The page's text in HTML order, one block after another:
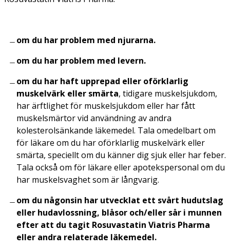
om du har problem med njurarna.
om du har problem med levern.
om du har haft upprepad eller oförklarlig
muskelvärk eller smärta, tidigare muskelsjukdom,
har ärftlighet för muskelsjukdom eller har fått
muskelsmärtor vid användning av andra
kolesterolsänkande läkemedel. Tala omedelbart om
för läkare om du har oförklarlig muskelvärk eller
smärta, speciellt om du känner dig sjuk eller har feber.
Tala också om för läkare eller apotekspersonal om du
har muskelsvaghet som är långvarig.
om du någonsin har utvecklat ett svårt hudutslag
eller hudavlossning, blåsor och/eller sår i munnen
efter att du tagit Rosuvastatin Viatris Pharma
eller andra relaterade läkemedel.